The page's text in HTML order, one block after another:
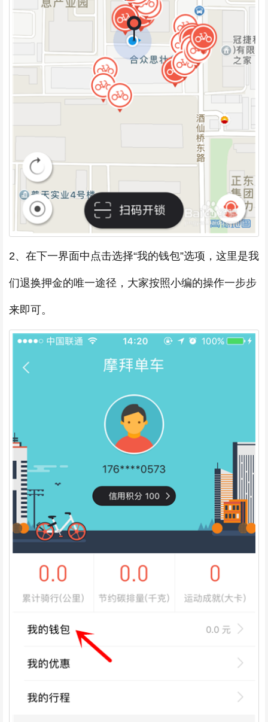
2、在下一界面中点击选择“我的钱包”选项，这里是我
们退换押金的唯一途径，大家按照小编的操作一步步
来即可。